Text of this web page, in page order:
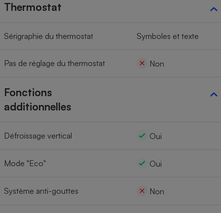
Thermostat
Sérigraphie du thermostat Symboles et texte
Pas de réglage du thermostat Non
Fonctions
additionnelles
Défroissage vertical Oui
Mode "Eco" Oui
Système anti-gouttes Non